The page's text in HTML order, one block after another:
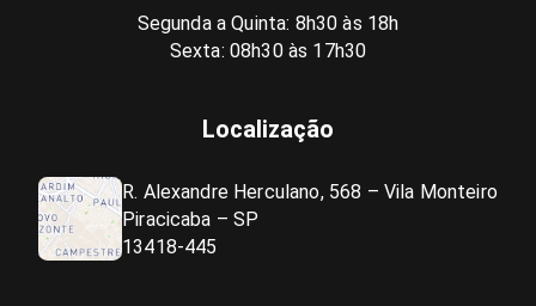
Segunda a Quinta: 8h30 às 18h
Sexta: 08h30 às 17h30
Localização
R. Alexandre Herculano, 568 – Vila Monteiro
Piracicaba – SP
13418-445